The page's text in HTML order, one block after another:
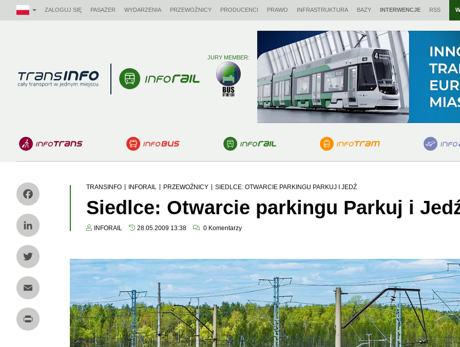
ZALOGUJ SIĘ PASAŻER WYDARZENIA PRZEWOŹNICY PRODUCENCI PRAWO INFRASTRUKTURA BAZY INTERWENCJE RSS
Logo
JURY MEMBER:
Facebook
LinkedIn
Twitter
Email
TRANSINFO INFORAIL PRZEWOŹNICY SIEDLCE: OTWARCIE PARKINGU PARKUJ I JEDŹ
Siedlce: Otwarcie parkingu Parkuj i
INFORAIL 28.05.2009 13:38 0 Komentarzy